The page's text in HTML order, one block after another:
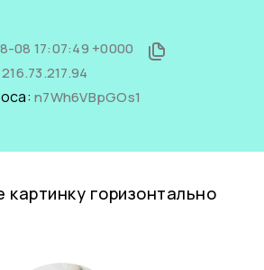
08 17:07:49 +0000
216.73.217.94
n7Wh6VBpGOs1
картинку горизонтально